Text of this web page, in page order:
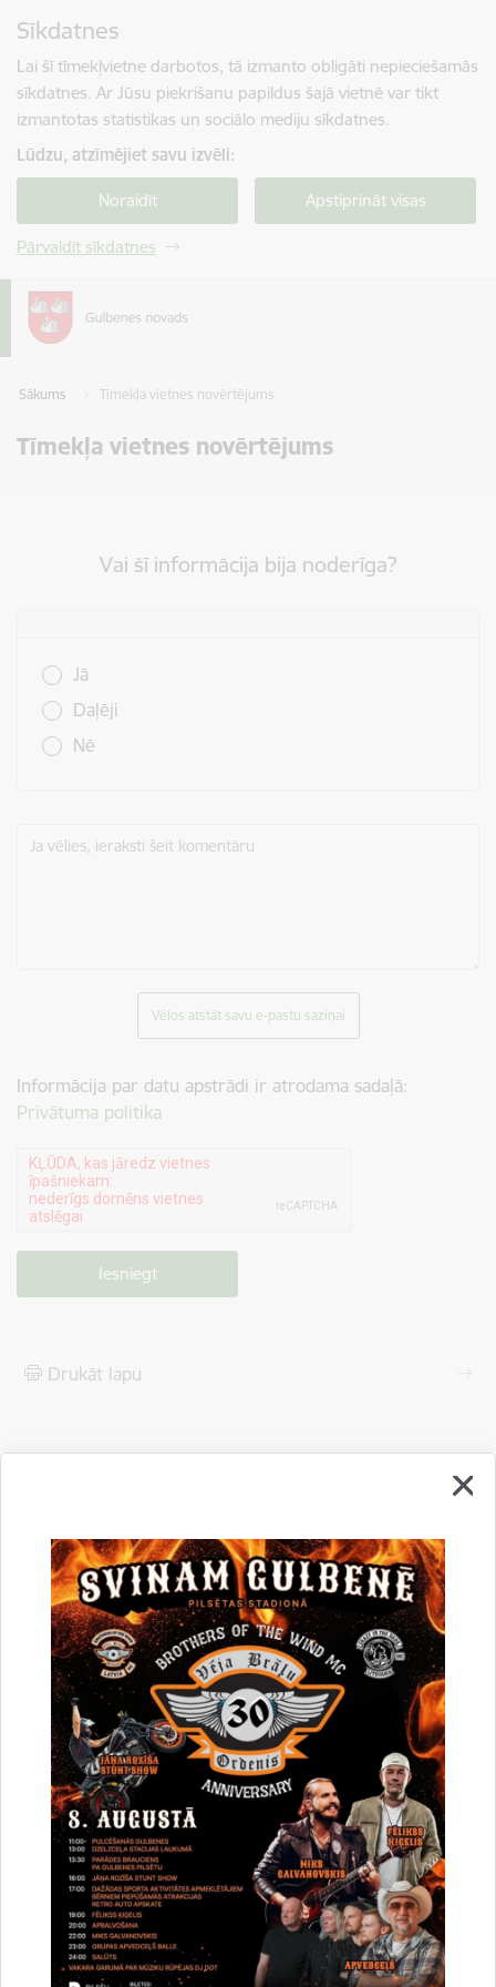
Sīkdatnes
Lai šī tīmekļvietne darbotos, tā izmanto obligāti nepieciešamās
sīkdatnes. Ar Jūsu piekrišanu papildus šajā vietnē var tikt
izmantotas statistikas un sociālo mediju sīkdatnes.
Lūdzu, atzīmējiet savu izvēli:
Noraidīt Apstiprināt visas
Pārvaldīt sīkdatnes
Sākums Tīmekļa vietnes novērtējums
Tīmekļa vietnes novērtējums
Vai šī informācija bija noderīga?
Jā
Daļēji
Nē
Ja vēlies, ieraksti šeit komentāru
Vēlos atstāt savu e-pastu saziņai
Informācija par datu apstrādi ir atrodama sadaļā:
Privātuma politika
Drukāt lapu
Vai šī informācija bija noderīga?
Sniegt atsauksmi
Esi pirmais, kurš uzzina!